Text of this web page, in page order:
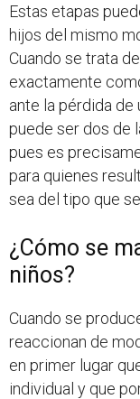
Estas etapas
hijos del mismo
Cuando se trata
exactamente
ante la pérdida de
puede ser dos de
pues es
para quienes
sea del tipo que
¿Cómo se
niños?
Cuando se
reaccionan de
en primer lugar
individual y que